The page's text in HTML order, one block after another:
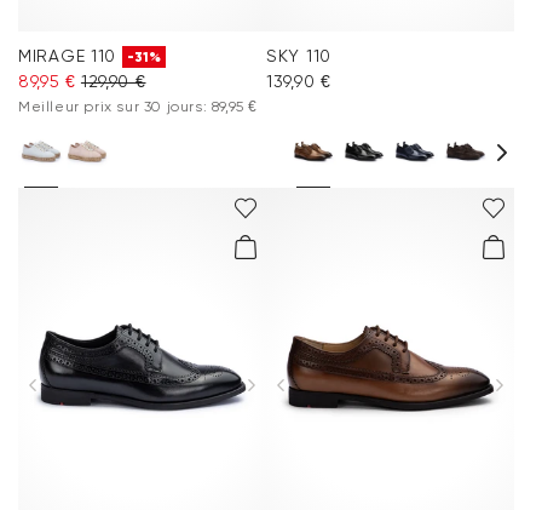
MIRAGE 110 -31%
89,95 € 129,90 €
Meilleur prix sur 30 jours: 89,95 €
SKY 110
139,90 €